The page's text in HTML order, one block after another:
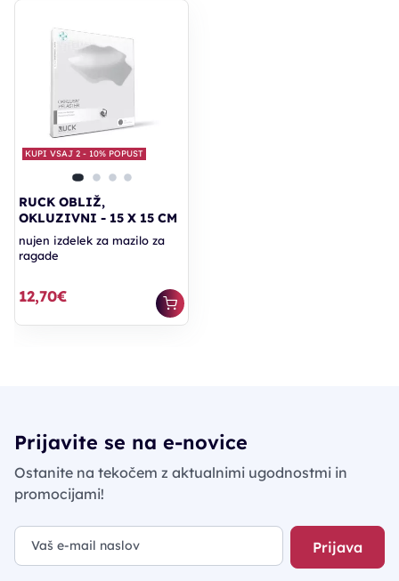
KUPI VSAJ 2 - 10% POPUST
RUCK OBLIŽ,
OKLUZIVNI - 15 X 15 CM
nujen izdelek za mazilo za
ragade
12,70€
Prijavite se na e-novice
Ostanite na tekočem z aktualnimi ugodnostmi in
promocijami!
Prijava